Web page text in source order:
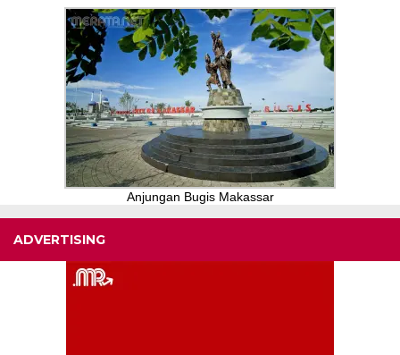
Anjungan Bugis Makassar
ADVERTISING